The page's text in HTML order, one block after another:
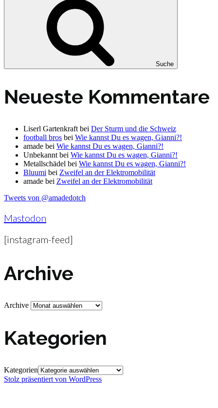
Suche
Neueste Kommentare
Liserl Gartenkraft bei Der Sturm und die Schweiz
football bros bei Wie kannst Du es wagen, Gianni?!
amade bei Wie kannst Du es wagen, Gianni?!
Unbekannt bei Wie kannst Du es wagen, Gianni?!
Metallschädel bei Wie kannst Du es wagen, Gianni?!
Bluumi bei Zweifel an der Elektromobilität
amade bei Zweifel an der Elektromobilität
Tweets von @amadedotch
Mastodon
[instagram-feed]
Archive
Archive
Kategorien
Kategorien
Stolz präsentiert von WordPress